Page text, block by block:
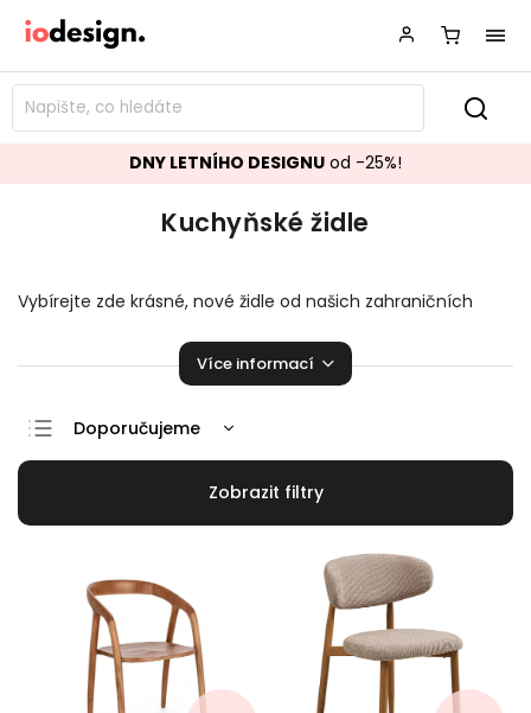
DNY LETNÍHO DESIGNU od -25%!
Kuchyňské židle
Vybírejte zde krásné, nové židle od našich zahraničních
domácnosti. Široká nabídka židlí
k jídelnímu stolu
jsou navržené tak, aby se Vám sedělo opravdu pohodlně.
Více informací
Doporučujeme
Nejlevnější
Abecedně